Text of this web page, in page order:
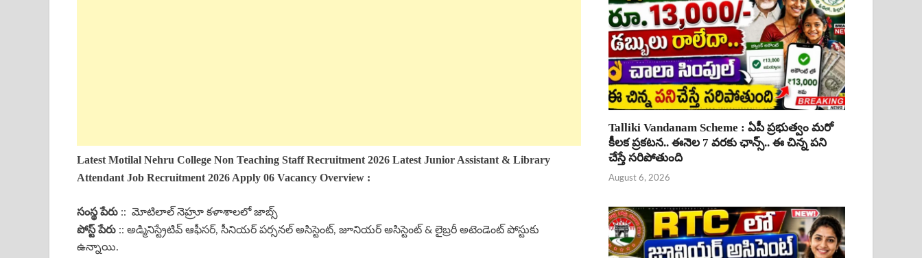
Latest Motilal Nehru College Non Teaching StaffRecruitment 2026 Latest Junior Assistant & Library
Attendant Job Recruitment 2026 Apply 06 Vacancy Overview :
సంస్థ పేరు :: మోటిలాల్ నెహ్రూ కళాశాలలో జాబ్స్
పోస్ట్ పేరు :: అడ్మినిస్ట్రేటివ్ ఆఫీసర్, సీనియర్ పర్సనల్ అసిస్టెంట్, జూనియర్ అసిస్టెంట్ & లైబ్రరీ అటెండెంట్ పోస్టుకు
ఉన్నాయి.
Talliki Vandanam Scheme : ఏపీ ప్రభుత్వం మరో
కీలక ప్రకటన.. ఈనెల 7 వరకు ఛాన్స్.. ఈ చిన్న పని
చేస్తే సరిపోతుంది
August 6, 2026